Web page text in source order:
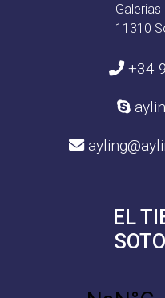
Galerias
11310
+34
EL